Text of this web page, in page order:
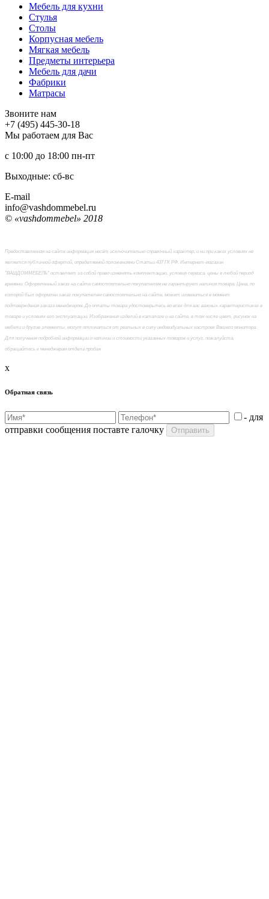
Мебель для кухни
Стулья
Столы
Корпусная мебель
Мягкая мебель
Предметы интерьера
Мебель для дачи
Фабрики
Матраcы
Звоните нам
+7 (495) 445-30-18
Мы работаем для Вас
с 10:00 до 18:00 пн-пт
Выходные: сб-вc
E-mail
info@vashdommebel.ru
© «vashdommebel» 2018
Предоставленная на сайте информация несёт исключительно справочный характер, и ни при каких условиях не
является публичной офертой, определяемой положениями Статьи 437 ГК РФ. Интернет-магазин
"ВАШДОММЕБЕЛЬ" оставляет за собой право изменять комплектацию, условия сервиса, цены в любой период
времени. Оформленный заказ на сайте самостоятельно покупателем не гарантирует наличия товара. Цена, по
которой был оформлен заказ покупателем самостоятельно на сайте, может измениться в момент
подтверждения заказа менеджером. До оплаты товара удостоверьтесь во всех для вас важных характеристиках в
товаре и условиях его эксплуатации. Изображения изделий в каталоге и на сайте, в том числе цвет, рисунок на
мебели и другие элементы, могут отличаться от реальных в силу индивидуальных настроек Вашего монитора.
Для получения подробной информации о наличии и стоимости указанных товаров и услуг, пожалуйста,
обращайтесь к менеджерам отдела продаж
x
Обратная связь
- для
отправки сообщения поставте галочку